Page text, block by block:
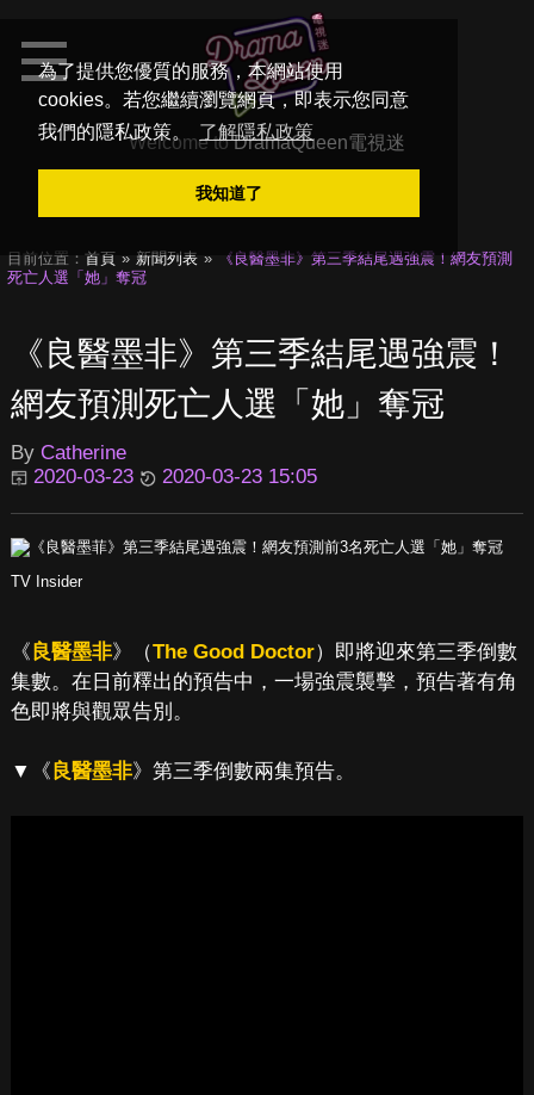
為了提供您優質的服務，本網站使用
cookies。若您繼續瀏覽網頁，即表示您同意
我們的隱私政策。
了解隱私政策
我知道了
Welcome toDramaQueen電視迷
目前位置： 首頁 新聞列表
《良醫墨非》第三季結尾遇強震！網友預測
死亡人選「她」奪冠
《良醫墨非》第三季結尾遇強震！
網友預測死亡人選「她」奪冠
By Catherine
2020-03-23
2020-03-23 15:05
TV Insider
《 良醫墨非》（The Good Doctor）即將迎來第三季倒數
集數。在日前釋出的預告中，一場強震襲擊，預告著有角
色即將與觀眾告別。
▼《 良醫墨非》第三季倒數兩集預告。